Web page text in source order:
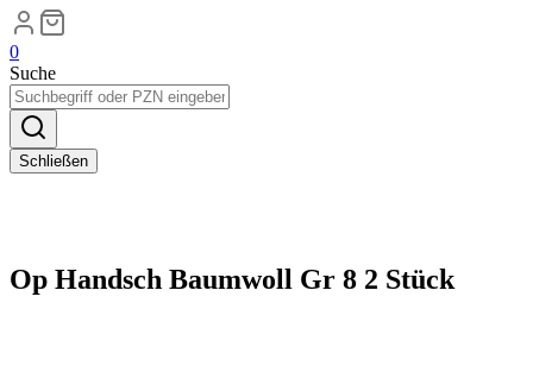
0
Suche
Schließen
Op Handsch Baumwoll Gr 8 2 Stück